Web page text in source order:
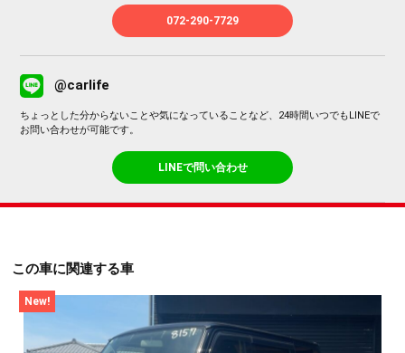
072-290-7729
@carlife
ちょっとした分からないことや気になっていることなど、24時間いつでもLINEで
お問い合わせが可能です。
LINEで問い合わせ
この車に関連する車
New!